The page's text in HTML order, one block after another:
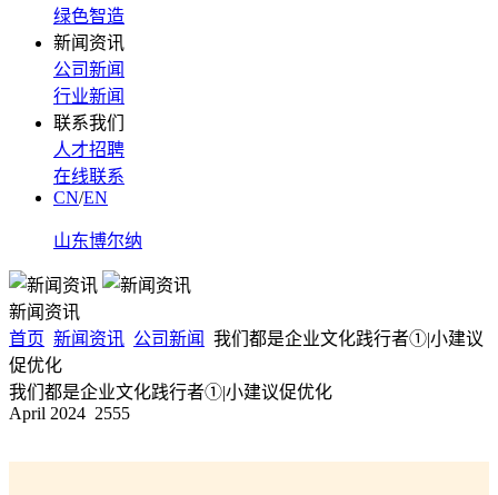
绿色智造
新闻资讯
公司新闻
行业新闻
联系我们
人才招聘
在线联系
CN/EN
山东博尔纳
新闻资讯
首页 新闻资讯 公司新闻
我们都是企业文化践行者①|小建议
促优化
我们都是企业文化践行者①|小建议促优化
April 2024 2555